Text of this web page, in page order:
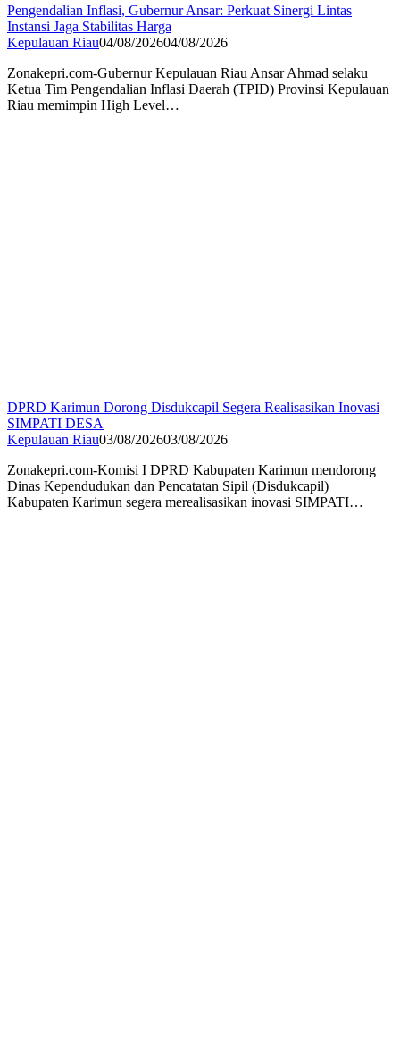
Pengendalian Inflasi, Gubernur Ansar: Perkuat Sinergi Lintas
Instansi Jaga Stabilitas Harga
Kepulauan Riau04/08/202604/08/2026
Zonakepri.com-Gubernur Kepulauan Riau Ansar Ahmad selaku
Ketua Tim Pengendalian Inflasi Daerah (TPID) Provinsi Kepulauan
Riau memimpin High Level…
DPRD Karimun Dorong Disdukcapil Segera Realisasikan Inovasi
SIMPATI DESA
Kepulauan Riau03/08/202603/08/2026
Zonakepri.com-Komisi I DPRD Kabupaten Karimun mendorong
Dinas Kependudukan dan Pencatatan Sipil (Disdukcapil)
Kabupaten Karimun segera merealisasikan inovasi SIMPATI…